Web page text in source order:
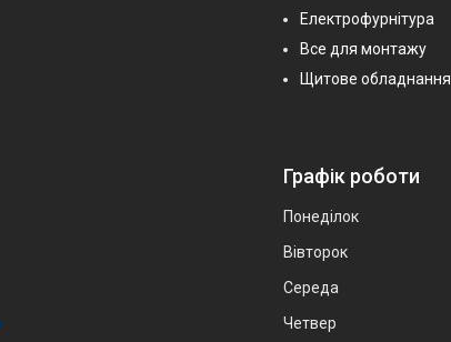
Електрофурнітура
Все для монтажу
Щитове обладнання
Графік роботи
Понеділок
Вівторок
Середа
Четвер